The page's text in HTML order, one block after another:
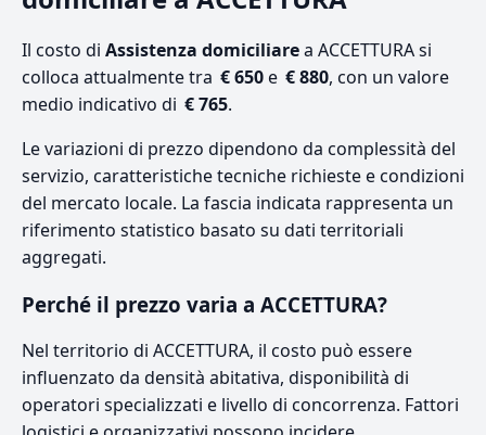
Il costo di Assistenza domiciliarea ACCETTURA si
colloca attualmente tra € 650e € 880, con un valore
medio indicativo di € 765.
Le variazioni di prezzo dipendono da complessità del
servizio, caratteristiche tecniche richieste e condizioni
del mercato locale. La fascia indicata rappresenta un
riferimento statistico basato su dati territoriali
aggregati.
Perché il prezzo varia a ACCETTURA?
Nel territorio di ACCETTURA, il costo può essere
influenzato da densità abitativa, disponibilità di
operatori specializzati e livello di concorrenza. Fattori